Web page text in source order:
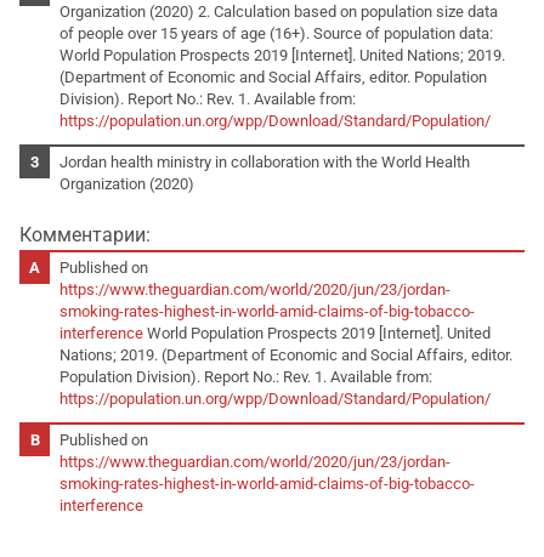
Organization (2020) 2. Calculation based on population size data
of people over 15 years of age (16+). Source of population data:
World Population Prospects 2019 [Internet]. United Nations; 2019.
(Department of Economic and Social Affairs, editor. Population
Division). Report No.: Rev. 1. Available from:
https://population.un.org/wpp/Download/Standard/Population/
Jordan health ministry in collaboration with the World Health
Organization (2020)
Комментарии:
Published on
https://www.theguardian.com/world/2020/jun/23/jordan-
smoking-rates-highest-in-world-amid-claims-of-big-tobacco-
interference World Population Prospects 2019 [Internet]. United
Nations; 2019. (Department of Economic and Social Affairs, editor.
Population Division). Report No.: Rev. 1. Available from:
https://population.un.org/wpp/Download/Standard/Population/
Published on
https://www.theguardian.com/world/2020/jun/23/jordan-
smoking-rates-highest-in-world-amid-claims-of-big-tobacco-
interference